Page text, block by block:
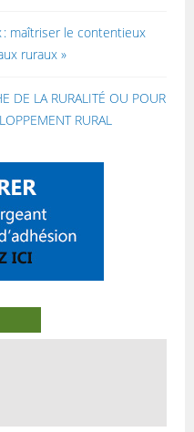
: maîtriser le contentieux
ruraux »
DE LA RURALITÉ OU POUR
RURAL